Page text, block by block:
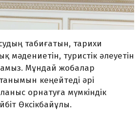
табиғатын, тарихи
мәдениетін, туристік әлеуетін
Мұндай жобалар
кеңейтеді әрі
орнатуға мүмкіндік
Өксікбайұлы.